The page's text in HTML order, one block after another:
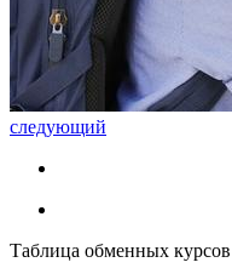
следующий
Таблица обменных курсов